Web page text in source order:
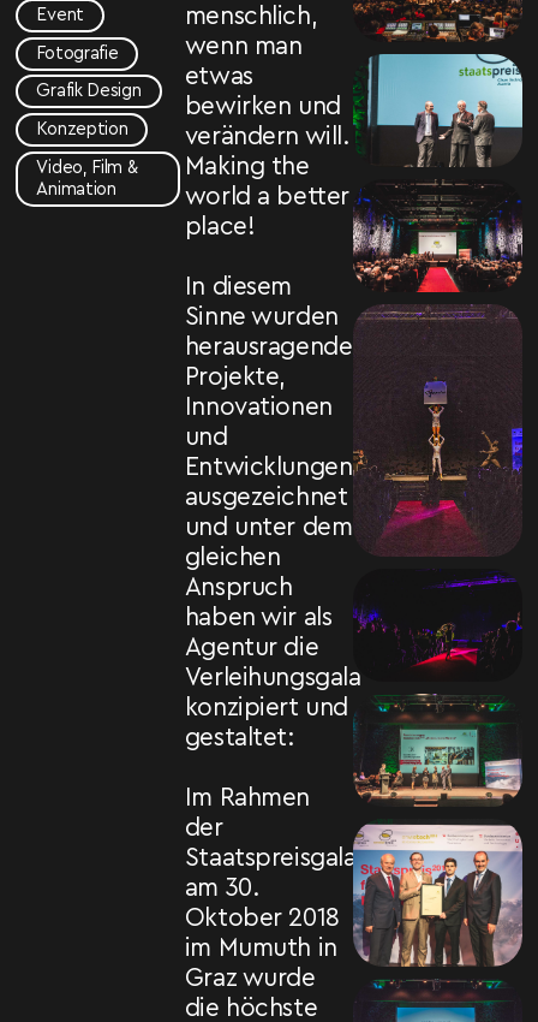
Event
Fotografie
Grafik Design
Konzeption
Video, Film &
Animation
menschlich,
wenn man
etwas
bewirken und
verändern will.
Making the
world a better
place!
In diesem
Sinne wurden
herausragende
Projekte,
Innovationen
und
Entwicklungen
ausgezeichnet
und unter dem
gleichen
Anspruch
haben wir als
Agentur die
Verleihungsgala
konzipiert und
gestaltet:
Im Rahmen
der
Staatspreisgala
am 30.
Oktober 2018
im Mumuth in
Graz wurde
die höchste